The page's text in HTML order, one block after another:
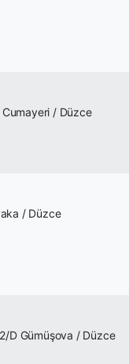
/ Düzce
/ Düzce
D Gümüşova / Düzce